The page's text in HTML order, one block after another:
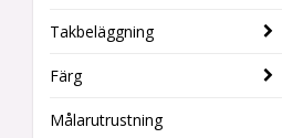
Takbeläggning
Färg
Målarutrustning